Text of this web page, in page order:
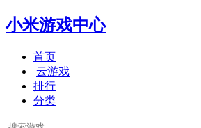
小米游戏中心
首页
云游戏
排行
分类